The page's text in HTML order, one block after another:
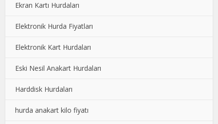
Ekran Kartı Hurdaları
Elektronik Hurda Fiyatları
Elektronik Kart Hurdaları
Eski Nesil Anakart Hurdaları
Harddisk Hurdaları
hurda anakart kilo fiyatı